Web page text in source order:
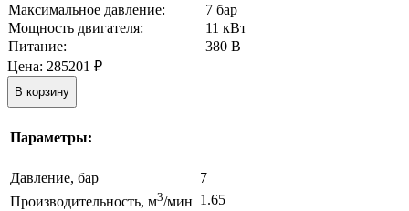
Максимальное давление:
7 бар
Мощность двигателя:
11 кВт
Питание:
380 В
Цена: 285201 ₽
В корзину
Параметры:
Давление, бар
7
Производительность, м3/мин 1.65